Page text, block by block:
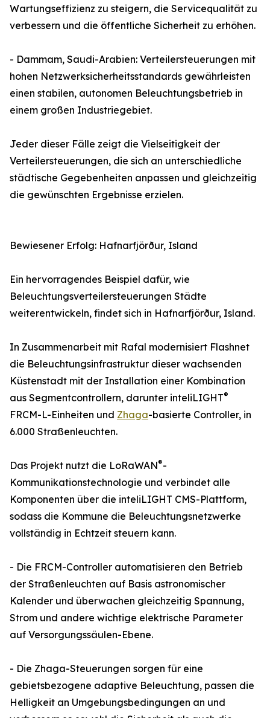
Wartungseffizienz zu steigern, die Servicequalität zu
verbessern und die öffentliche Sicherheit zu erhöhen.
- Dammam, Saudi-Arabien: Verteilersteuerungen mit
hohen Netzwerksicherheitsstandards gewährleisten
einen stabilen, autonomen Beleuchtungsbetrieb in
einem großen Industriegebiet.
Jeder dieser Fälle zeigt die Vielseitigkeit der
Verteilersteuerungen, die sich an unterschiedliche
städtische Gegebenheiten anpassen und gleichzeitig
die gewünschten Ergebnisse erzielen.
Bewiesener Erfolg: Hafnarfjörður, Island
Ein hervorragendes Beispiel dafür, wie
Beleuchtungsverteilersteuerungen Städte
weiterentwickeln, findet sich in Hafnarfjörður, Island.
In Zusammenarbeit mit Rafal modernisiert Flashnet
die Beleuchtungsinfrastruktur dieser wachsenden
Küstenstadt mit der Installation einer Kombination
aus Segmentcontrollern, darunter inteliLIGHT®
FRCM-L-Einheiten und Zhaga-basierte Controller, in
6.000 Straßenleuchten.
Das Projekt nutzt die LoRaWAN®-
Kommunikationstechnologie und verbindet alle
Komponenten über die inteliLIGHT CMS-Plattform,
sodass die Kommune die Beleuchtungsnetzwerke
vollständig in Echtzeit steuern kann.
- Die FRCM-Controller automatisieren den Betrieb
der Straßenleuchten auf Basis astronomischer
Kalender und überwachen gleichzeitig Spannung,
Strom und andere wichtige elektrische Parameter
auf Versorgungssäulen-Ebene.
- Die Zhaga-Steuerungen sorgen für eine
gebietsbezogene adaptive Beleuchtung, passen die
Helligkeit an Umgebungsbedingungen an und